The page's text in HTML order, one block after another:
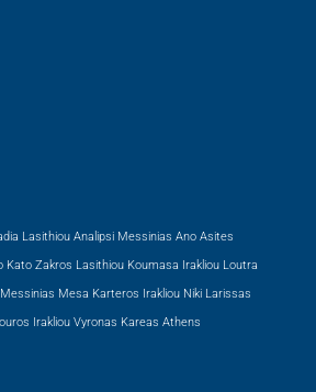
Lasithiou Analipsi Messinias Ano Asites
Kato Zakros Lasithiou Koumasa Irakliou Loutra
Mesa Karteros Irakliou Niki Larissas
Irakliou Vyronas Kareas Athens